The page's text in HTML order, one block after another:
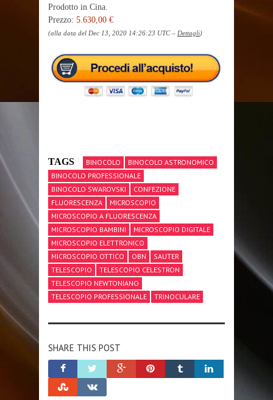
Prodotto in Cina.
Prezzo: 5.630,00 €
(alla data del Dec 13, 2020 14:26:23 UTC – Dettagli)
TAGS BINOCOLO
BINOCOLO ASTRONOMICO
BINOCOLO PROFESSIONALE
BINOCOLO SWAROVSKI
CONFEZIONE
FLUORESCENZA
MICROSCOPIO
MICROSCOPIO A FLUORESCENZA
MICROSCOPIO BAMBINI
MICROSCOPIO DIGITALE
MICROSCOPIO ELETTRONICO
MICROSCOPIO OTTICO
OBN
SAUTER
TELESCOPIO
TELESCOPIO CELESTRON
TELESCOPIO NEWTONIANO
TELESCOPIO PROFESSIONALE
TRINOCULARE
SHARE THIS POST